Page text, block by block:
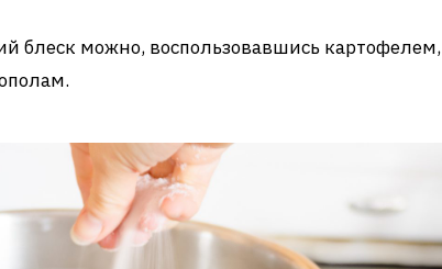
блеск можно, воспользовавшись картофелем,